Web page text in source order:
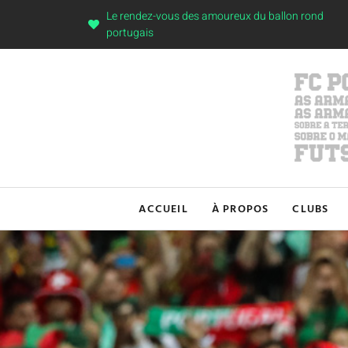
Le rendez-vous des amoureux du ballon rond
portugais
ACCUEIL À PROPOS CLUBS